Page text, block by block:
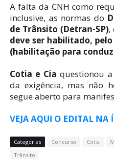
A falta da CNH como
inclusive, as normas do
de Trânsito (Detran-SP),
deve ser habilitado,
(habilitação para
Cotia e Ciaquestionou
da exigência, mas não
segue aberto para
VEJA AQUI O EDITAL NA
Categorias Concurso Cotia
Trânsito